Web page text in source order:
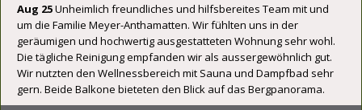
Aug 25Unheimlich freundliches und hilfsbereites Team mit und
um die Familie Meyer-Anthamatten. Wir fühlten uns in der
geräumigen und hochwertig ausgestatteten Wohnung sehr wohl.
Die tägliche Reinigung empfanden wir als aussergewöhnlich gut.
Wir nutzten den Wellnessbereich mit Sauna und Dampfbad sehr
gern. Beide Balkone bieteten den Blick auf das Bergpanorama.